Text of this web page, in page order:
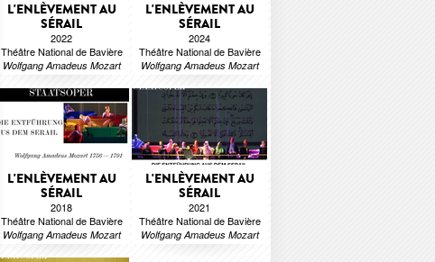
L'ENLÈVEMENT AU
SÉRAIL
2022
Théâtre National de Bavière
Wolfgang Amadeus Mozart
L'ENLÈVEMENT AU
SÉRAIL
2024
Théâtre National de Bavière
Wolfgang Amadeus Mozart
L'ENLÈVEMENT AU
SÉRAIL
2018
Théâtre National de Bavière
Wolfgang Amadeus Mozart
L'ENLÈVEMENT AU
SÉRAIL
2021
Théâtre National de Bavière
Wolfgang Amadeus Mozart